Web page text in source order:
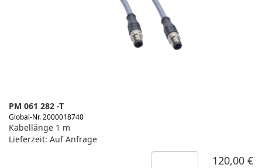
PM 061 282 -T
Global-Nr. 2000018740
Kabellänge 1 m
Lieferzeit: Auf Anfrage
120,00 €